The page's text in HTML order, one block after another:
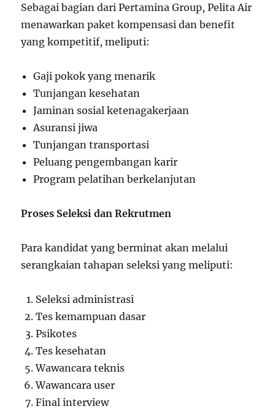
Sebagai bagian dari Pertamina Group, Pelita Air
menawarkan paket kompensasi dan benefit
yang kompetitif, meliputi:
Gaji pokok yang menarik
Tunjangan kesehatan
Jaminan sosial ketenagakerjaan
Asuransi jiwa
Tunjangan transportasi
Peluang pengembangan karir
Program pelatihan berkelanjutan
Proses Seleksi dan Rekrutmen
Para kandidat yang berminat akan melalui
serangkaian tahapan seleksi yang meliputi:
Seleksi administrasi
Tes kemampuan dasar
Psikotes
Tes kesehatan
Wawancara teknis
Wawancara user
Final interview